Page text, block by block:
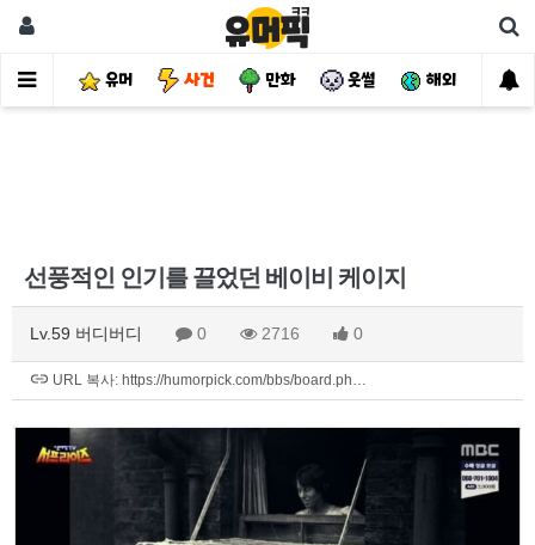
유머 사건 만화 웃썰 해외 핫
선풍적인 인기를 끌었던 베이비 케이지
Lv.59 버디버디 0 2716 0
URL 복사: https://humorpick.com/bbs/board.ph…